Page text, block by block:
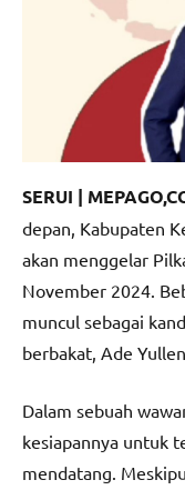
SERUI |
depan, Kabupaten
akan menggelar
November 2024.
muncul sebagai
berbakat, Ade
Dalam sebuah
kesiapannya untuk
mendatang.